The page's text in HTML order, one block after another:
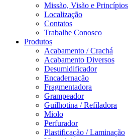
Missão, Visão e Princípios
Localização
Contatos
Trabalhe Conosco
Produtos
Acabamento / Crachá
Acabamento Diversos
Desumidificador
Encadernação
Fragmentadora
Grampeador
Guilhotina / Refiladora
Miolo
Perfurador
Plastificação / Laminação